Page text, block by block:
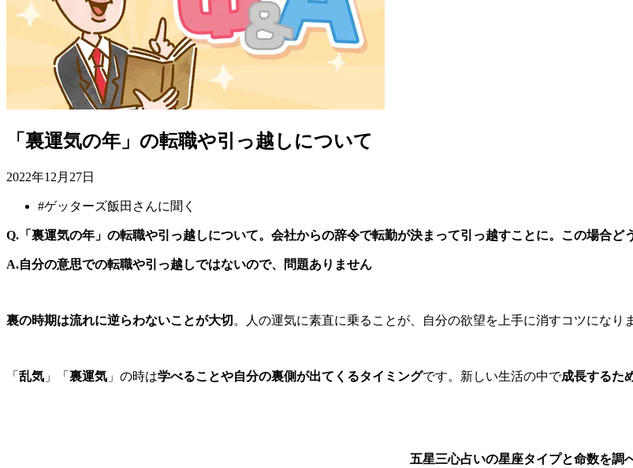
「裏運気の年」の転職や引っ越しについて
2022年12月27日
#ゲッターズ飯田さんに聞く
Q.「裏運気の年」の転職や引っ越しについて。会社からの辞令で転勤が決まって引っ越すことに。この場合ど
A.自分の意思での転職や引っ越しではないので、問題ありません
裏の時期は流れに逆らわないことが大切 。人の運気に素直に乗ることが、自分の欲望を上手に消すコツになり
「 乱気 」「 裏運気 」の時は学べることや自分の裏側が出てくるタイミングです。新しい生活の中で成長するた
五星三心占いの星座タイプと命数を調